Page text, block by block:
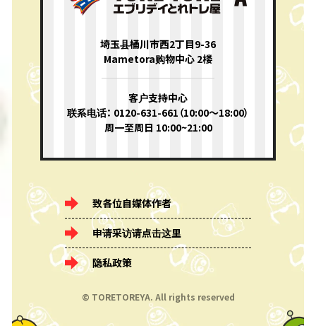
埼玉县桶川市西2丁目9-36
Mametora购物中心 2楼
客户支持中心
联系电话： 0120-631-661（10:00〜18:00）
周一至周日 10:00~21:00
致各位自媒体作者
申请采访请点击这里
隐私政策
© TORETOREYA. All rights reserved